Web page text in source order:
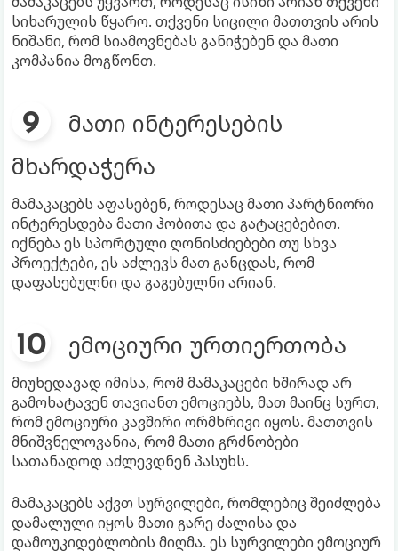
სიხარულის წყარო. თქვენი სიცილი მათთვის არის
ნიშანი, რომ სიამოვნებას განიჭებენ და მათი
კომპანია მოგწონთ.
მათი ინტერესების
მხარდაჭერა
მამაკაცებს აფასებენ, როდესაც მათი პარტნიორი
ინტერესდება მათი ჰობითა და გატაცებებით.
იქნება ეს სპორტული ღონისძიებები თუ სხვა
პროექტები, ეს აძლევს მათ განცდას, რომ
დაფასებულნი და გაგებულნი არიან.
ემოციური ურთიერთობა
მიუხედავად იმისა, რომ მამაკაცები ხშირად არ
გამოხატავენ თავიანთ ემოციებს, მათ მაინც სურთ,
რომ ემოციური კავშირი ორმხრივი იყოს. მათთვის
მნიშვნელოვანია, რომ მათი გრძნობები
სათანადოდ აძლევდნენ პასუხს.
მამაკაცებს აქვთ სურვილები, რომლებიც შეიძლება
დამალული იყოს მათი გარე ძალისა და
დამოუკიდებლობის მიღმა. ეს სურვილები ემოციურ